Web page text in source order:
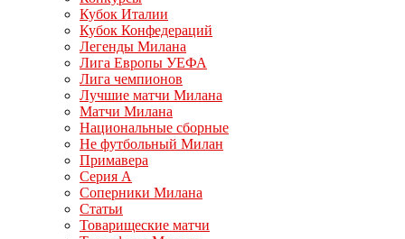
Кубок Италии
Кубок Конфедераций
Легенды Милана
Лига Европы УЕФА
Лига чемпионов
Лучшие матчи Милана
Матчи Милана
Национальные сборные
Не футбольный Милан
Примавера
Серия А
Соперники Милана
Статьи
Товарищеские матчи